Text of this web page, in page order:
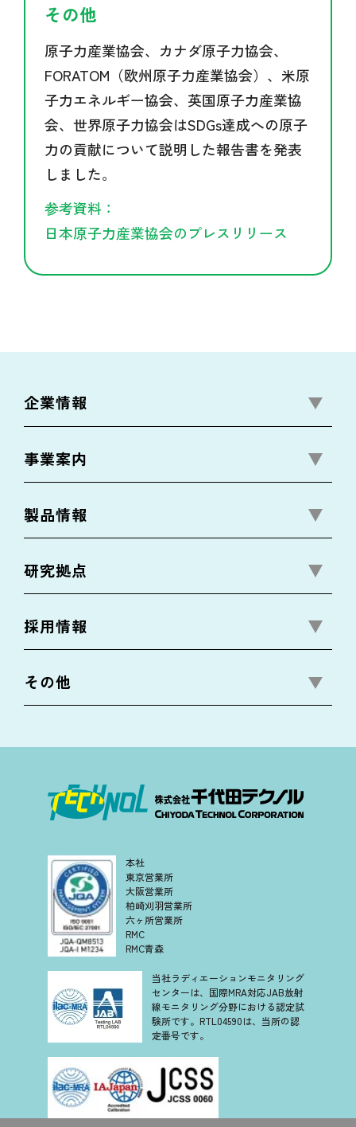
その他
原子力産業協会、カナダ原子力協会、
FORATOM（欧州原子力産業協会）、米原
子力エネルギー協会、英国原子力産業協
会、世界原子力協会はSDGs達成への原子
力の貢献について説明した報告書を発表
しました。
参考資料：
日本原子力産業協会のプレスリリース
企業情報
事業案内
製品情報
研究拠点
採用情報
その他
本社
東京営業所
大阪営業所
柏崎刈羽営業所
六ヶ所営業所
RMC
RMC青森
当社ラディエーションモニタリング
センターは、国際MRA対応JAB放射
線モニタリング分野における認定試
験所です。RTL04590は、当所の認
定番号です。